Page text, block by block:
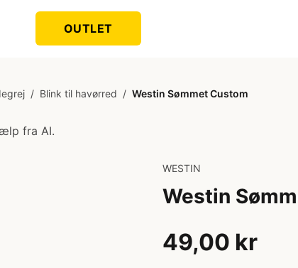
OUTLET
/ Blink til havørred / Westin Sømmet Custom
fra AI.
WESTIN
Westin
49,00 kr